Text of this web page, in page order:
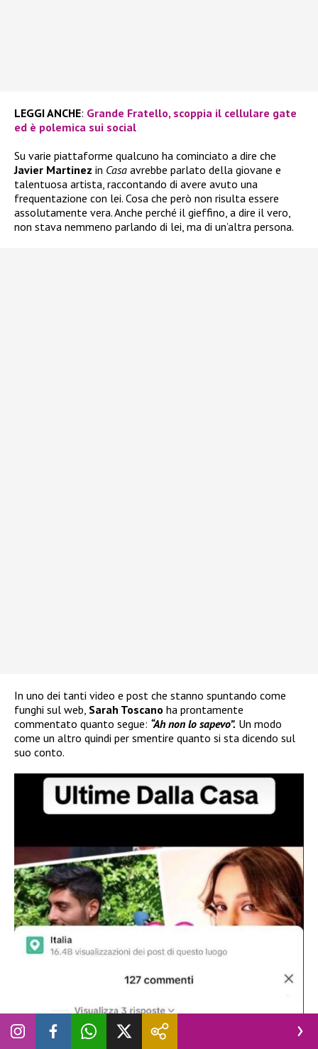
LEGGI ANCHE: Grande Fratello, scoppia il cellulare gate
ed è polemica sui social
Su varie piattaforme qualcuno ha cominciato a dire che
Javier Martinez in Casa avrebbe parlato della giovane e
talentuosa artista, raccontando di avere avuto una
frequentazione con lei. Cosa che però non risulta essere
assolutamente vera. Anche perché il gieffino, a dire il vero,
non stava nemmeno parlando di lei, ma di un’altra persona.
In uno dei tanti video e post che stanno spuntando come
funghi sul web, Sarah Toscano ha prontamente
commentato quanto segue: “Ah non lo sapevo”. Un modo
come un altro quindi per smentire quanto si sta dicendo sul
suo conto.